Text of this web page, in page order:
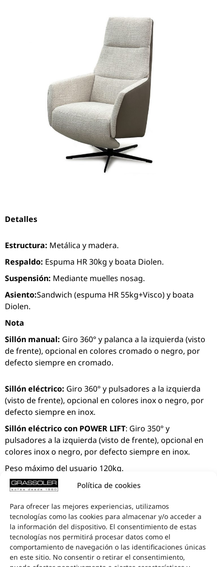
Política de cookies
Para ofrecer las mejores experiencias, utilizamos
tecnologías como las cookies para almacenar y/o acceder a
la información del dispositivo. El consentimiento de estas
tecnologías nos permitirá procesar datos como el
comportamiento de navegación o las identificaciones únicas
en este sitio. No consentir o retirar el consentimiento,
Detalles
Estructura: Metálica y madera.
Respaldo: Espuma HR 30kg y boata Diolen.
Suspensión: Mediante muelles nosag.
Asiento:Sandwich (espuma HR 55kg+Visco) y boata
Diolen.
Nota
Sillón manual: Giro 360° y palanca a la izquierda (visto
de frente), opcional en colores cromado o negro, por
defecto siempre en cromado.
Sillón eléctrico: Giro 360° y pulsadores a la izquierda
(visto de frente), opcional en colores inox o negro, por
defecto siempre en inox.
Sillón eléctrico con POWER LIFT: Giro 350° y
pulsadores a la izquierda (visto de frente), opcional en
colores inox o negro, por defecto siempre en inox.
Peso máximo del usuario 120kg.
Garantía
2 años.
MADE IN EUROPE